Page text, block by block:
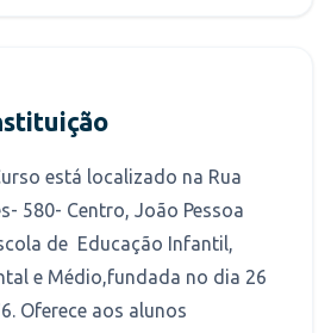
está localizado na Rua
580- Centro, João Pessoa
de Educação Infantil,
e Médio,fundada no dia 26
Oferece aos alunos